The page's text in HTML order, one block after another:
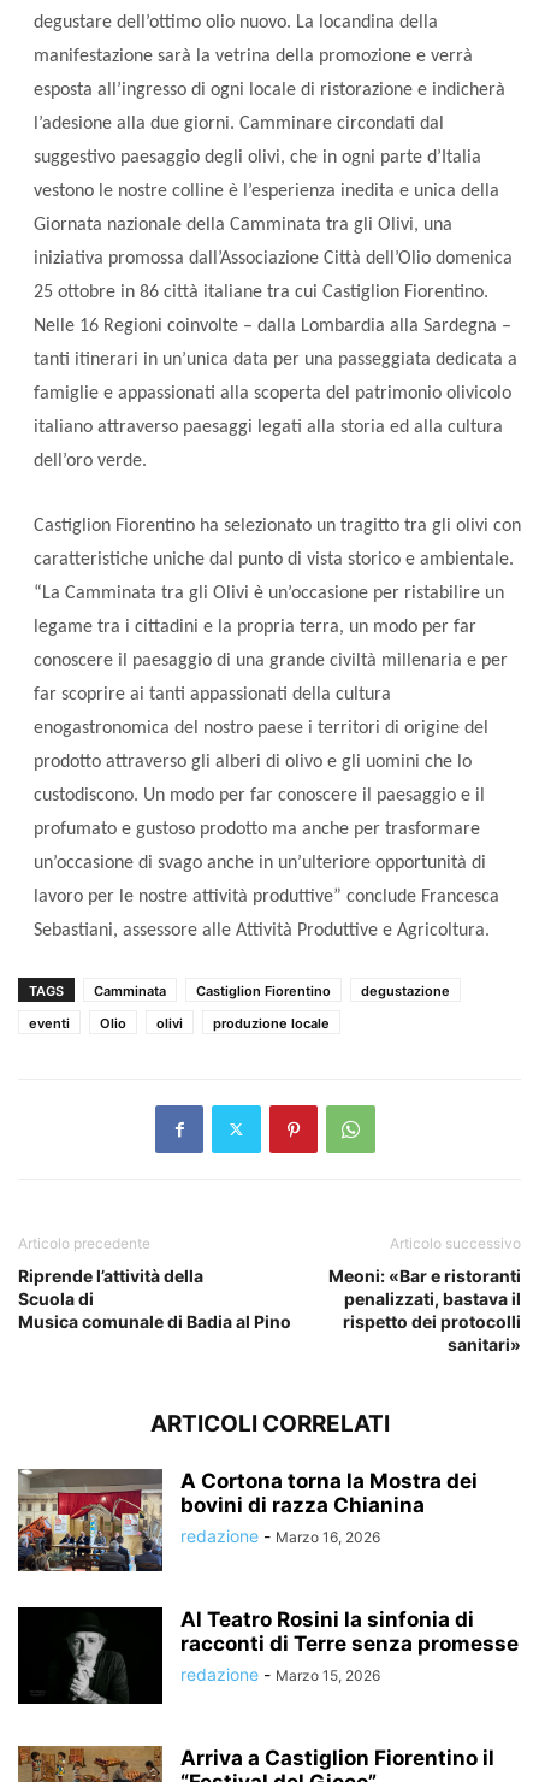
degustare dell’ottimo olio nuovo. La locandina della
manifestazione sarà la vetrina della promozione e verrà
esposta all’ingresso di ogni locale di ristorazione e indicherà
l’adesione alla due giorni. Camminare circondati dal
suggestivo paesaggio degli olivi, che in ogni parte d’Italia
vestono le nostre colline è l’esperienza inedita e unica della
Giornata nazionale della Camminata tra gli Olivi, una
iniziativa promossa dall’Associazione Città dell’Olio domenica
25 ottobre in 86 città italiane tra cui Castiglion Fiorentino.
Nelle 16 Regioni coinvolte – dalla Lombardia alla Sardegna –
tanti itinerari in un’unica data per una passeggiata dedicata a
famiglie e appassionati alla scoperta del patrimonio olivicolo
italiano attraverso paesaggi legati alla storia ed alla cultura
dell’oro verde.
Castiglion Fiorentino ha selezionato un tragitto tra gli olivi con
caratteristiche uniche dal punto di vista storico e ambientale.
“La Camminata tra gli Olivi è un’occasione per ristabilire un
legame tra i cittadini e la propria terra, un modo per far
conoscere il paesaggio di una grande civiltà millenaria e per
far scoprire ai tanti appassionati della cultura
enogastronomica del nostro paese i territori di origine del
prodotto attraverso gli alberi di olivo e gli uomini che lo
custodiscono. Un modo per far conoscere il paesaggio e il
profumato e gustoso prodotto ma anche per trasformare
un’occasione di svago anche in un’ulteriore opportunità di
lavoro per le nostre attività produttive” conclude Francesca
Sebastiani, assessore alle Attività Produttive e Agricoltura.
TAGS Camminata Castiglion Fiorentino
degustazione
eventi
Olio olivi produzione locale
Articolo precedente
Riprende l’attività della
Scuola di
Musica comunale di Badia al Pino
Articolo successivo
Meoni: «Bar e ristoranti
penalizzati, bastava il
rispetto dei protocolli
sanitari»
ARTICOLI CORRELATI
A Cortona torna la Mostra dei
bovini di razza Chianina
redazione - Marzo 16, 2026
Al Teatro Rosini la sinfonia di
racconti di Terre senza promesse
redazione - Marzo 15, 2026
Arriva a Castiglion Fiorentino il